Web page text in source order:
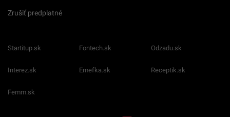
Zrušiť predplatné
Startitup.sk Fontech.sk Odzadu.sk
Interez.sk Emefka.sk Receptik.sk
Femm.sk